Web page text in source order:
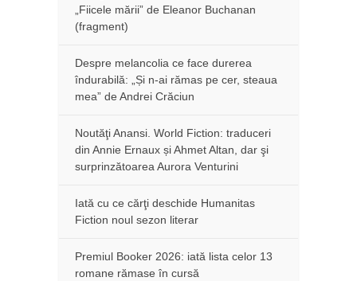
„Fiicele mării” de Eleanor Buchanan
(fragment)
Despre melancolia ce face durerea
îndurabilă: „Și n-ai rămas pe cer, steaua
mea” de Andrei Crăciun
Noutăţi Anansi. World Fiction: traduceri
din Annie Ernaux și Ahmet Altan, dar şi
surprinzătoarea Aurora Venturini
Iată cu ce cărţi deschide Humanitas
Fiction noul sezon literar
Premiul Booker 2026: iată lista celor 13
romane rămase în cursă